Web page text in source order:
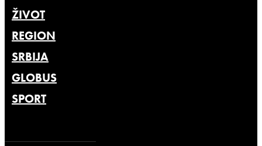
ŽIVOT
REGION
SRBIJA
GLOBUS
SPORT